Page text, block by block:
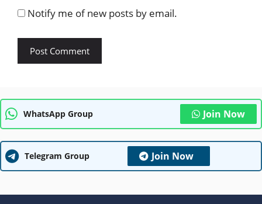
Notify me of new posts by email.
WhatsApp Group Join Now
Telegram Group Join Now